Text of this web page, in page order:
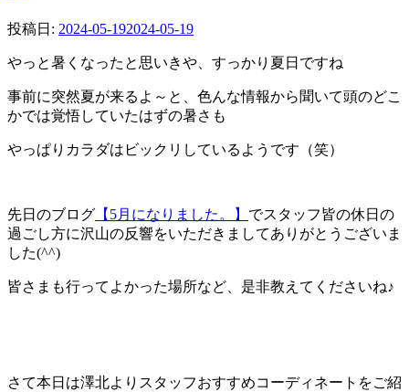
投稿日: 2024-05-192024-05-19
やっと暑くなったと思いきや、すっかり夏日ですね
事前に突然夏が来るよ～と、色んな情報から聞いて頭のどこ
かでは覚悟していたはずの暑さも
やっぱりカラダはビックリしているようです（笑）
先日のブログ 【5月になりました。】 でスタッフ皆の休日の
過ごし方に沢山の反響をいただきましてありがとうございま
した(^^)
皆さまも行ってよかった場所など、是非教えてくださいね♪
さて本日は澤北よりスタッフおすすめコーディネートをご紹